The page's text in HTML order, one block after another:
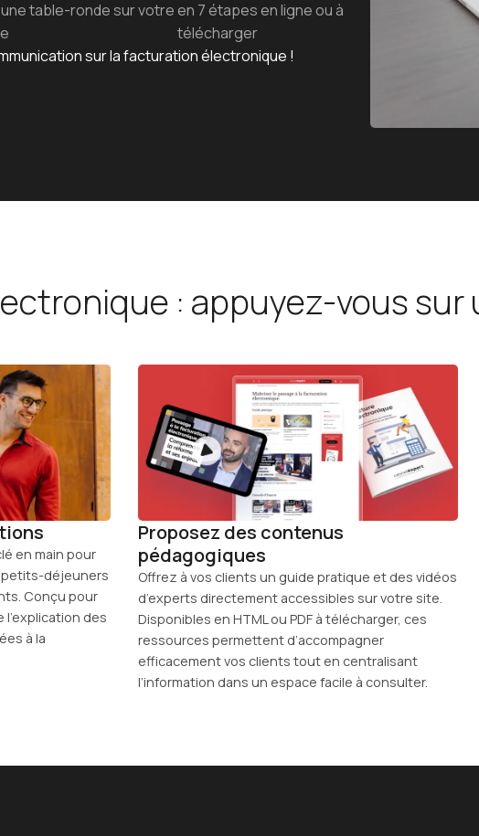
Juridique
Prestations sur-mesure
table-ronde sur votreen 7 étapes en ligne ou à
télécharger
sur la facturation électronique !
: appuyez-vous sur
en main pour
petits-déjeuners
Conçu pour
des
à la
Proposez des contenus
pédagogiques
Offrez à vos clients un guide pratique et des vidéos
d’experts directement accessibles sur votre site.
Disponibles en HTML ou PDF à télécharger, ces
ressources permettent d’accompagner
efficacement vos clients tout en centralisant
l’information dans un espace facile à consulter.